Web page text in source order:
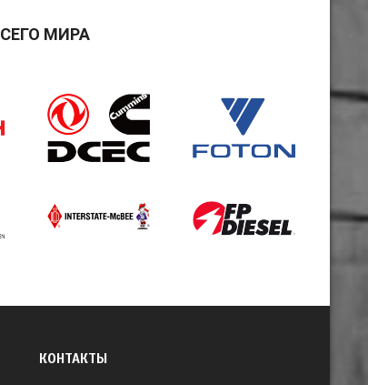
МИРА
КОНТАКТЫ